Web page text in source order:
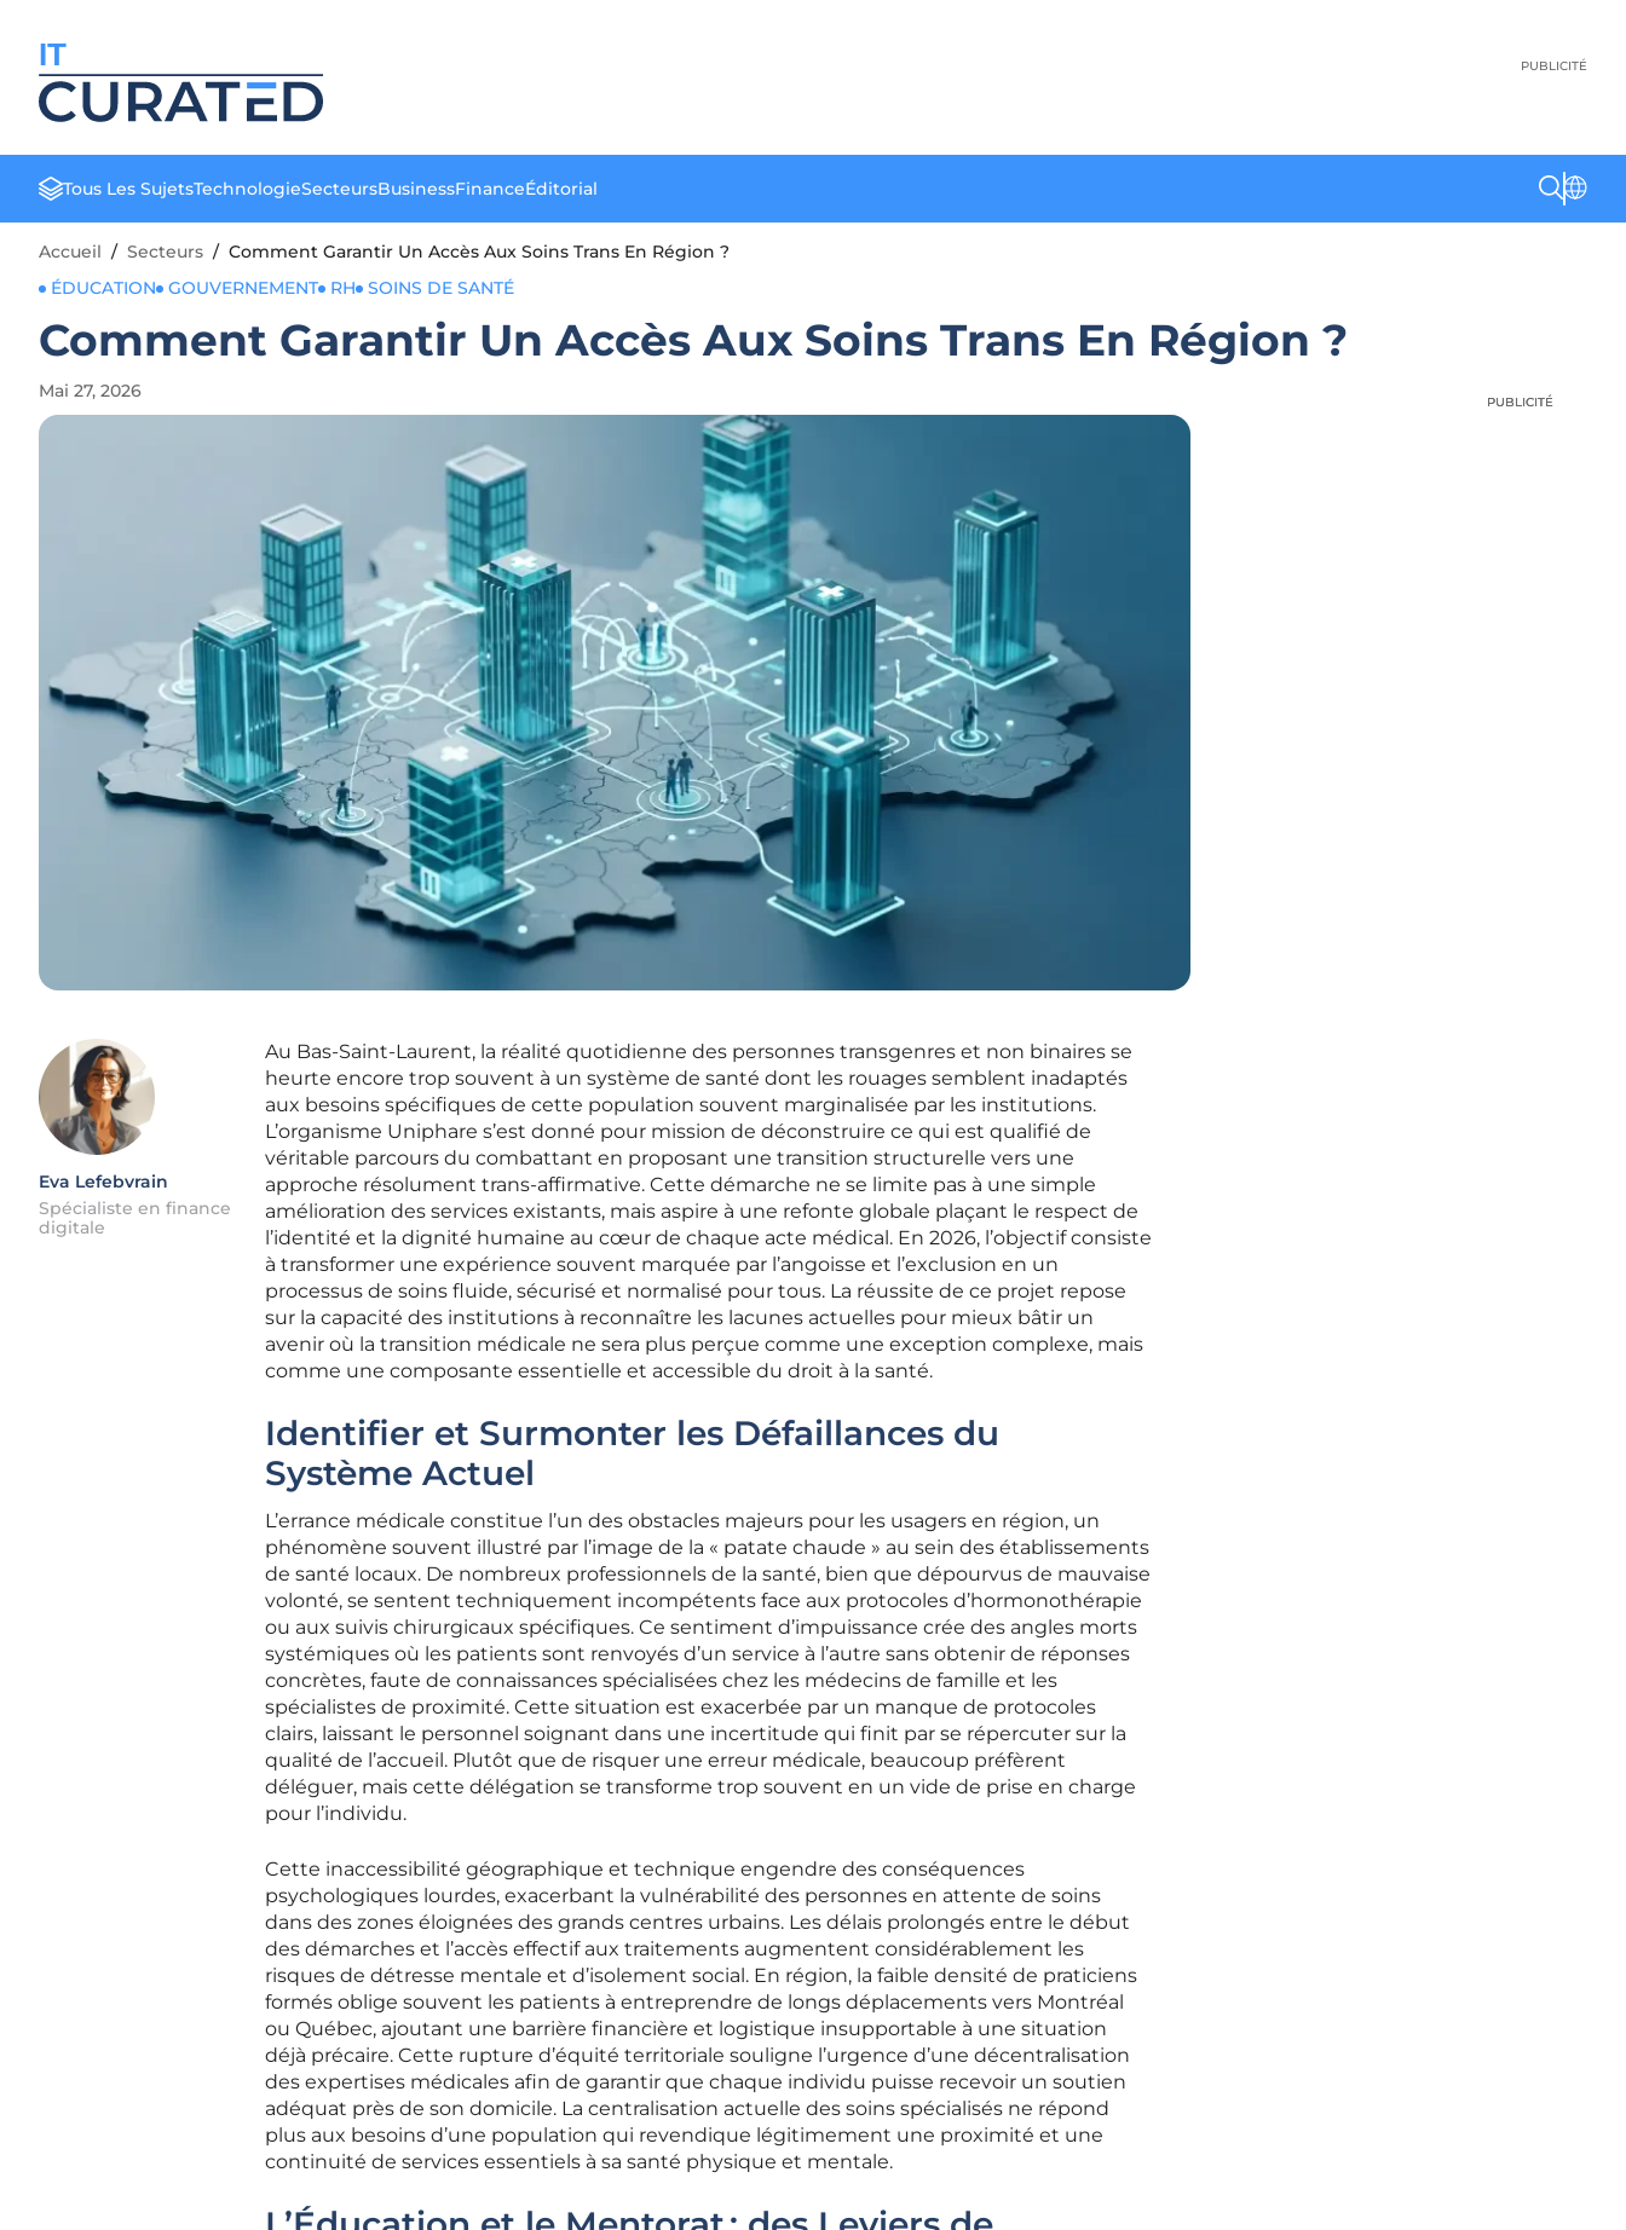
IT PUBLICITÉ
Tous Les SujetsTechnologieSecteursBusinessFinanceÉditorial
Accueil / Secteurs / Comment Garantir Un Accès Aux Soins Trans En Région ?
ÉDUCATION
GOUVERNEMENT RH SOINS DE SANTÉ
Comment Garantir Un Accès Aux Soins Trans En Région ?
Mai 27, 2026
Eva Lefebvrain
Spécialiste en finance
digitale
Au Bas-Saint-Laurent, la réalité quotidienne des personnes transgenres et non binaires se
heurte encore trop souvent à un système de santé dont les rouages semblent inadaptés
aux besoins spécifiques de cette population souvent marginalisée par les institutions.
L’organisme Uniphare s’est donné pour mission de déconstruire ce qui est qualifié de
véritable parcours du combattant en proposant une transition structurelle vers une
approche résolument trans-affirmative. Cette démarche ne se limite pas à une simple
amélioration des services existants, mais aspire à une refonte globale plaçant le respect de
l’identité et la dignité humaine au cœur de chaque acte médical. En 2026, l’objectif consiste
à transformer une expérience souvent marquée par l’angoisse et l’exclusion en un
processus de soins fluide, sécurisé et normalisé pour tous. La réussite de ce projet repose
sur la capacité des institutions à reconnaître les lacunes actuelles pour mieux bâtir un
avenir où la transition médicale ne sera plus perçue comme une exception complexe, mais
comme une composante essentielle et accessible du droit à la santé.
Identifier et Surmonter les Défaillances du
Système Actuel
L’errance médicale constitue l’un des obstacles majeurs pour les usagers en région, un
phénomène souvent illustré par l’image de la « patate chaude » au sein des établissements
de santé locaux. De nombreux professionnels de la santé, bien que dépourvus de mauvaise
volonté, se sentent techniquement incompétents face aux protocoles d’hormonothérapie
ou aux suivis chirurgicaux spécifiques. Ce sentiment d’impuissance crée des angles morts
systémiques où les patients sont renvoyés d’un service à l’autre sans obtenir de réponses
concrètes, faute de connaissances spécialisées chez les médecins de famille et les
spécialistes de proximité. Cette situation est exacerbée par un manque de protocoles
clairs, laissant le personnel soignant dans une incertitude qui finit par se répercuter sur la
qualité de l’accueil. Plutôt que de risquer une erreur médicale, beaucoup préfèrent
déléguer, mais cette délégation se transforme trop souvent en un vide de prise en charge
pour l’individu.
Cette inaccessibilité géographique et technique engendre des conséquences
psychologiques lourdes, exacerbant la vulnérabilité des personnes en attente de soins
dans des zones éloignées des grands centres urbains. Les délais prolongés entre le début
des démarches et l’accès effectif aux traitements augmentent considérablement les
risques de détresse mentale et d’isolement social. En région, la faible densité de praticiens
formés oblige souvent les patients à entreprendre de longs déplacements vers Montréal
ou Québec, ajoutant une barrière financière et logistique insupportable à une situation
déjà précaire. Cette rupture d’équité territoriale souligne l’urgence d’une décentralisation
des expertises médicales afin de garantir que chaque individu puisse recevoir un soutien
adéquat près de son domicile. La centralisation actuelle des soins spécialisés ne répond
plus aux besoins d’une population qui revendique légitimement une proximité et une
continuité de services essentiels à sa santé physique et mentale.
PUBLICITÉ
PUBLICITÉ